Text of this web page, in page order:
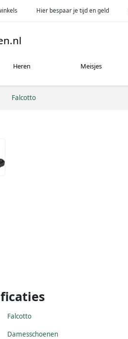
Hier bespaar je tijd en geld
Heren Meisjes
Falcotto
Falcotto
Damesschoenen